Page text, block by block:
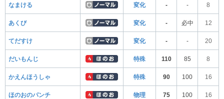
なまける 変化 - - 8
あくび 変化 - 必中 12
てだすけ 変化 - - 20
だいもんじ 特殊 110 85 8
かえんほうしゃ 特殊 90 100 16
ほのおのパンチ 物理 75 100 16